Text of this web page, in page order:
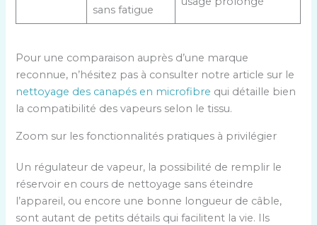
sans fatigue
Pour une comparaison auprès d’une marque
reconnue, n’hésitez pas à consulter notre article sur le
nettoyage des canapés en microfibre qui détaille bien
la compatibilité des vapeurs selon le tissu.
Zoom sur les fonctionnalités pratiques à privilégier
Un régulateur de vapeur, la possibilité de remplir le
réservoir en cours de nettoyage sans éteindre
l’appareil, ou encore une bonne longueur de câble,
sont autant de petits détails qui facilitent la vie. Ils